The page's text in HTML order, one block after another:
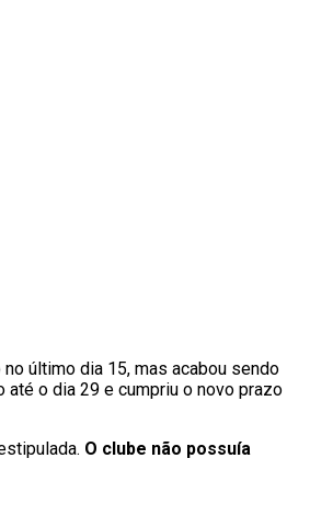
último dia 15, mas acabou sendo
o dia 29 e cumpriu o novo prazo
O clube não possuía